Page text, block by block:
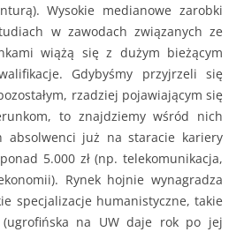
Wysokie medianowe zarobki
w zawodach związanych ze
wiążą się z dużym bieżącym
Gdybyśmy przyjrzeli się
rzadziej pojawiającym się
to znajdziemy wśród nich
absolwenci już na staracie kariery
5.000 zł (np. telekomunikacja,
Rynek hojnie wynagradza
specjalizacje humanistyczne, takie
na UW daje rok po jej